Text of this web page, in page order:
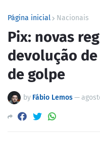
Página inicial Nacionais
Pix: novas
devolução
de golpe
by Fábio Lemos—